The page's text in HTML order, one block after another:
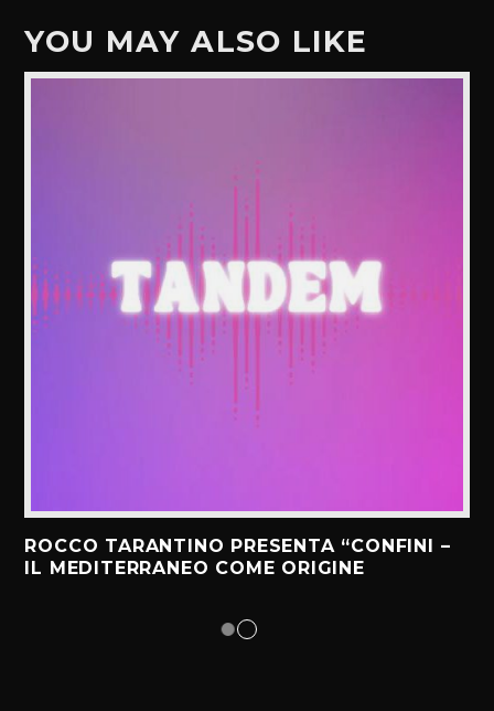
YOU MAY ALSO LIKE
ROCCO TARANTINO PRESENTA “CONFINI –
IL MEDITERRANEO COME ORIGINE